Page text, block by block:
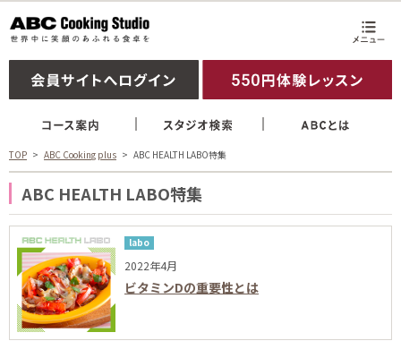
TOP ABC Cooking plus ABC HEALTH LABO特集
ABC HEALTH LABO特集
labo
2022年4月
ビタミンDの重要性とは